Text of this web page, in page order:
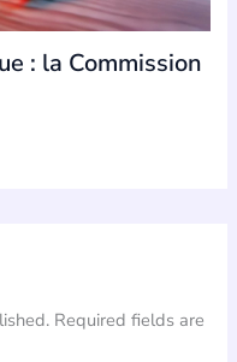
: la Commission
Required fields are